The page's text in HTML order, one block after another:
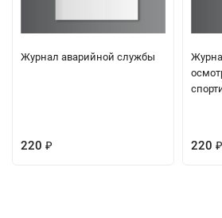
Журнал аварийной службы
220 ₽ 220 ₽